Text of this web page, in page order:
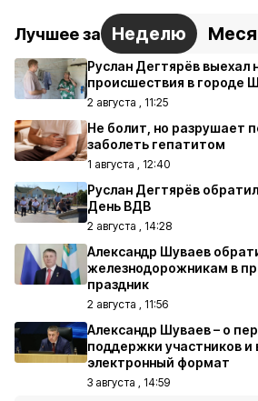
Лучшее за Неделю
Руслан Дегтярёв выехал
происшествия в городе
2 августа , 11:25
Не болит, но разрушает
заболеть гепатитом
1 августа , 12:40
Руслан Дегтярёв
День ВДВ
2 августа , 14:28
Александр Шуваев
железнодорожникам в
праздник
2 августа , 11:56
Александр Шуваев – о
поддержки участников и
электронный формат
3 августа , 14:59